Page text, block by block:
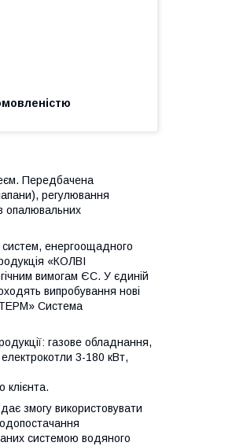
Передбачена
регулювання
опалювальних
енергоощадного
«КОЛВІ
вимогам ЄС. У єдиній
випробування нові
Система
газове обладнання,
3-180 кВт,
клієнта.
змогу використовувати
системою водяного